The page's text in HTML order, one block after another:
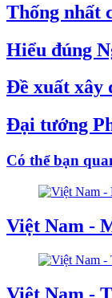
Thống nhất
Hiểu đúng
Đề xuất xây
Đại tướng
Có thể bạn
Việt Nam -
Việt Nam -